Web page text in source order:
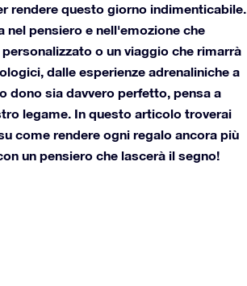
rendere questo giorno indimenticabile.
nel pensiero e nell'emozione che
o un viaggio che rimarrà
dalle esperienze adrenaliniche a
dono sia davvero perfetto, pensa a
legame. In questo articolo troverai
come rendere ogni regalo ancora più
un pensiero che lascerà il segno!